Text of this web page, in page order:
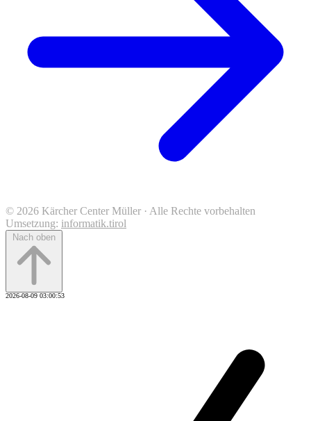
© 2026 Kärcher Center Müller · Alle Rechte vorbehalten
Umsetzung: informatik.tirol
Nach oben
2026-08-09 03:00:53